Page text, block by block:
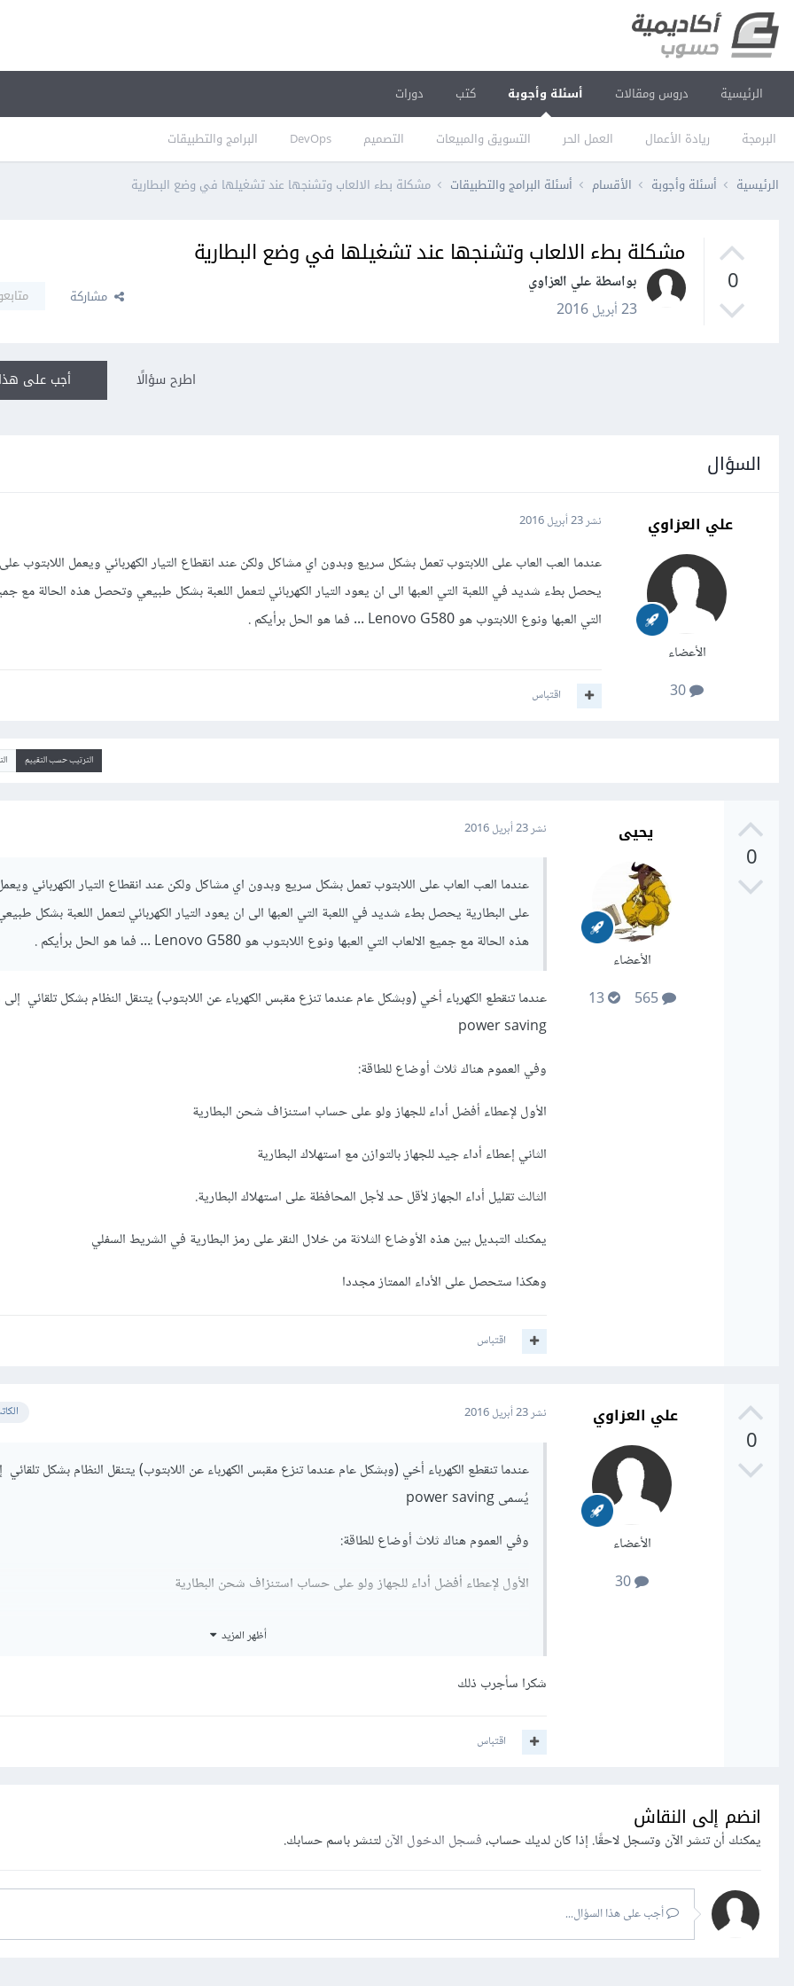
الرئيسية دروس ومقالات أسئلة وأجوبة
البرمجة ريادة الأعمال العمل الحر التسويق والمبيعات التصميم DevOps البرامج والتطبيقات
كتب دورات
الرئيسية أسئلة وأجوبة الأقسام أسئلة البرامج والتطبيقات مشكلة بطء الالعاب وتشنجها عند تشغيلها في وضع البطارية
0
مشكلة بطء الالعاب وتشنجها عند تشغيلها في وضع البطارية
بواسطة علي العزاوي
23 أبريل 2016
مشاركة
أجب على اطرح سؤالًا
السؤال
علي العزاوي
الأعضاء
نشر23 أبريل 2016
عندما العب العاب على اللابتوب تعمل بشكل سريع وبدون اي مشاكل ولكن عند انقطاع التيار الكهربائي ويعمل اللابتوب على
يحصل بطء شديد في اللعبة التي العبها الى ان يعود التيار الكهربائي لتعمل اللعبة بشكل طبيعي وتحصل هذه الحالة مع
التي العبها ونوع اللابتوب هو Lenovo G580 ... فما هو الحل برأيكم .
اقتباس
الترتيب حسب التقييم
0
يحيى
الأعضاء
565
13
نشر23 أبريل 2016
عندما العب العاب على اللابتوب تعمل بشكل سريع وبدون اي مشاكل ولكن عند انقطاع التيار الكهربائي
على البطارية يحصل بطء شديد في اللعبة التي العبها الى ان يعود التيار الكهربائي لتعمل اللعبة بشكل
هذه الحالة مع جميع الالعاب التي العبها ونوع اللابتوب هو Lenovo G580 ... فما هو الحل برأيكم .
عندما تنقطع الكهرباء أخي (وبشكل عام عندما تنزع مقبس الكهرباء عن اللابتوب) يتنقل النظام بشكل تلقائي
power saving
وفي العموم هناك ثلاث أوضاع للطاقة:
الأول لإعطاء أفضل أداء للجهاز ولو على حساب استنزاف شحن البطارية
الثاني إعطاء أداء جيد للجهاز بالتوازن مع استهلاك البطارية
الثالث تقليل أداء الجهاز لأقل حد لأجل المحافظة على استهلاك البطارية.
يمكنك التبديل بين هذه الأوضاع الثلاثة من خلال النقر على رمز البطارية في الشريط السفلي
وهكذا ستحصل على الأداء الممتاز مجددا
اقتباس
0
علي العزاوي
الأعضاء
نشر23 أبريل 2016
عندما تنقطع الكهرباء أخي (وبشكل عام عندما تنزع مقبس الكهرباء عن اللابتوب) يتنقل النظام بشكل
يُسمى power saving
وفي العموم هناك ثلاث أوضاع للطاقة:
الأول لإعطاء أفضل أداء للجهاز ولو على حساب استنزاف شحن البطارية
الثاني إعطاء أداء جيد للجهاز بالتوازن مع استهلاك البطارية
الثالث تقليل أداء الجهاز لأقل حد لأجل المحافظة على استهلاك البطارية.
وهكذا ستحصل على الأداء الممتاز مجددا
أظهر المزيد
شكرا سأجرب ذلك
اقتباس
انضم إلى النقاش
يمكنك أن تنشر الآن وتسجل لاحقًا. إذا كان لديك حساب،فسجل الدخول الآنلتنشر باسم حسابك.
أجب على هذا السؤال...